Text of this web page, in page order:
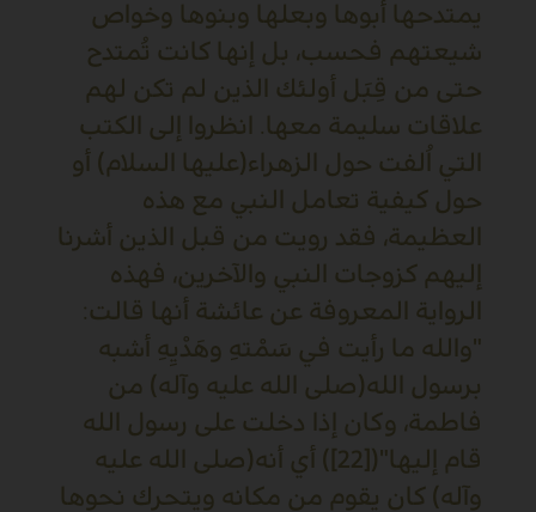
يمتدحها أبوها وبعلها وبنوها وخواص
شيعتهم فحسب، بل إنها كانت تُمتدح
حتى من قِبَل أولئك الذين لم تكن لهم
علاقات سليمة معها. انظروا إلى الكتب
التي اُلفت حول الزهراء(عليها السلام) أو
حول كيفية تعامل النبي مع هذه
العظيمة، فقد رويت من قبل الذين أشرنا
إليهم كزوجات النبي والآخرين، فهذه
الرواية المعروفة عن عائشة أنها قالت:
"والله ما رأيت في سَمْتهِ وهَدْيِهِ أشبه
برسول الله(صلى الله عليه وآله) من
فاطمة، وكان إذا دخلت على رسول الله
قام إليها"([22]) أي أنه(صلى الله عليه
وآله) كان يقوم من مكانه ويتحرك نحوها